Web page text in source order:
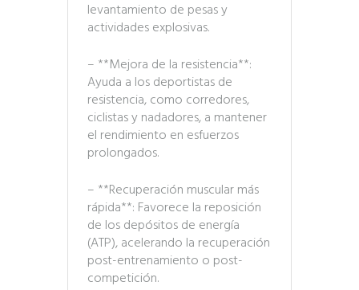
levantamiento de pesas y
actividades explosivas.
– **Mejora de la resistencia**:
Ayuda a los deportistas de
resistencia, como corredores,
ciclistas y nadadores, a mantener
el rendimiento en esfuerzos
prolongados.
– **Recuperación muscular más
rápida**: Favorece la reposición
de los depósitos de energía
(ATP), acelerando la recuperación
post-entrenamiento o post-
competición.